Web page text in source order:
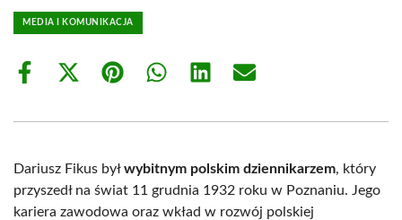
MEDIA I KOMUNIKACJA
Share
Share
(Twitter)
Share Share Share Share
Dariusz Fikus byłwybitnym polskim dziennikarzem, który
przyszedł na świat 11 grudnia 1932 roku w Poznaniu. Jego
kariera zawodowa oraz wkład w rozwój polskiej